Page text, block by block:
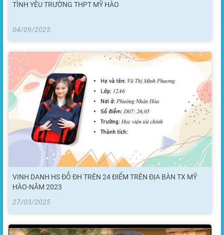
TÌNH YÊU TRƯỜNG THPT MỸ HÀO
04/09/2025
VINH DANH HS ĐỖ ĐH TRÊN 24 ĐIỂM TRÊN ĐỊA BÀN TX MỸ
HÀO-NĂM 2023
27/03/2025